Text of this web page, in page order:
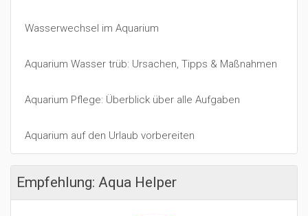
Wasserwechsel im Aquarium
Aquarium Wasser trüb: Ursachen, Tipps & Maßnahmen
Aquarium Pflege: Überblick über alle Aufgaben
Aquarium auf den Urlaub vorbereiten
Empfehlung: Aqua Helper